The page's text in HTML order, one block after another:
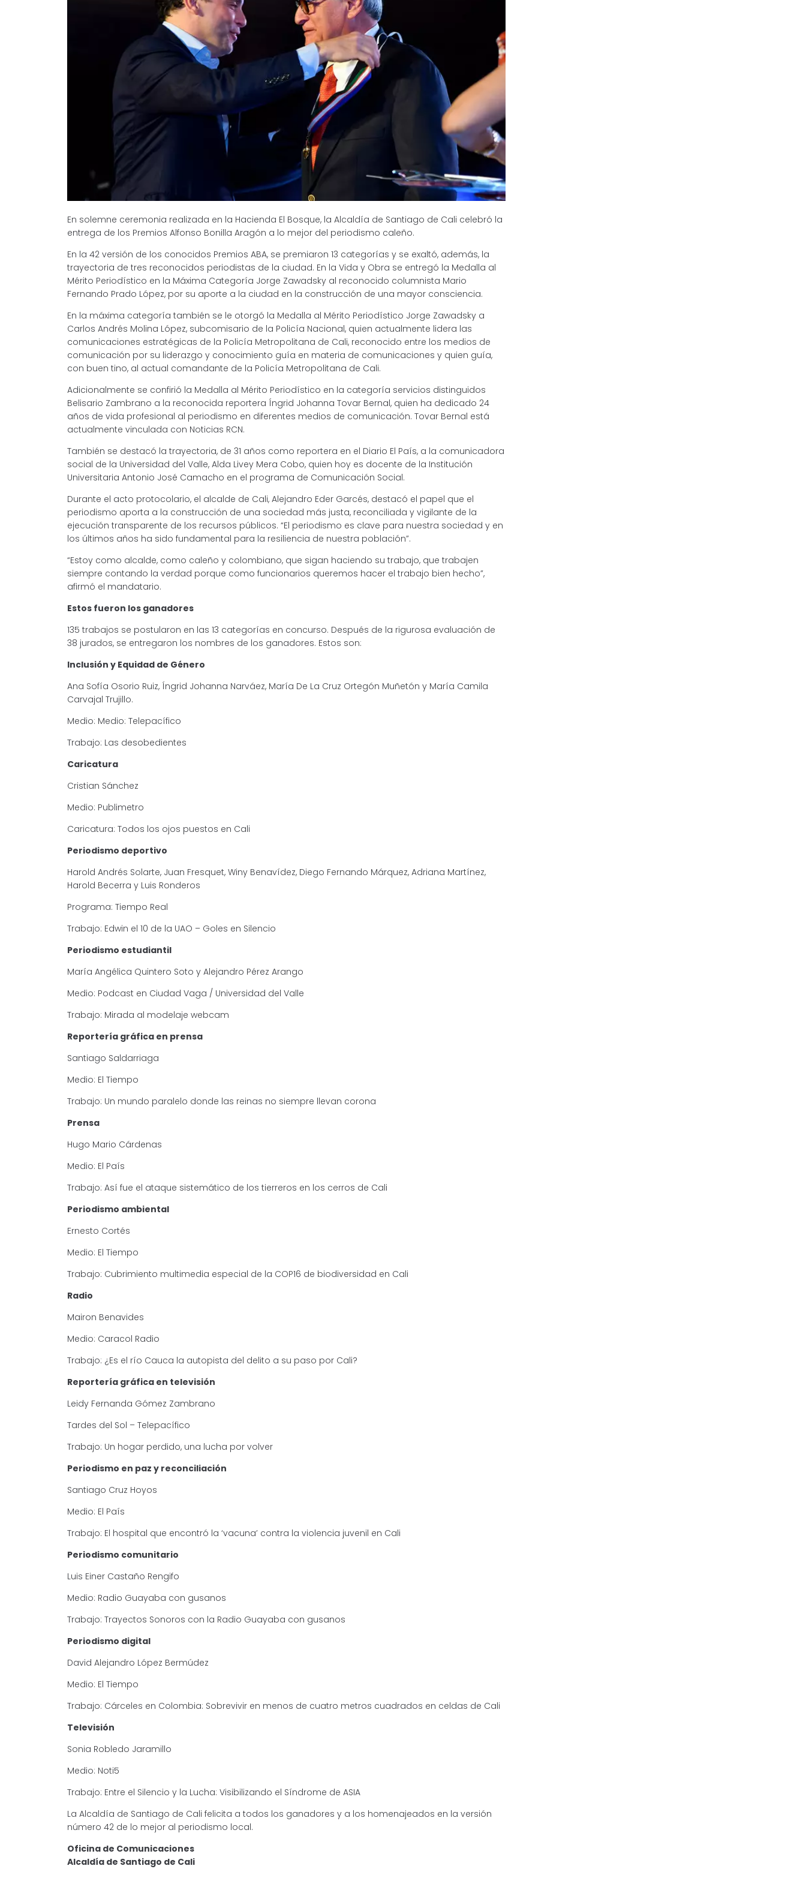
En solemne ceremonia realizada en la Hacienda El Bosque, la Alcaldía de Santiago de Cali celebró la
entrega de los Premios Alfonso Bonilla Aragón a lo mejor del periodismo caleño.
En la 42 versión de los conocidos Premios ABA, se premiaron 13 categorías y se exaltó, además, la
trayectoria de tres reconocidos periodistas de la ciudad. En la Vida y Obra se entregó la Medalla al
Mérito Periodístico en la Máxima Categoría Jorge Zawadsky al reconocido columnista Mario
Fernando Prado López, por su aporte a la ciudad en la construcción de una mayor consciencia.
En la máxima categoría también se le otorgó la Medalla al Mérito Periodístico Jorge Zawadsky a
Carlos Andrés Molina López, subcomisario de la Policía Nacional, quien actualmente lidera las
comunicaciones estratégicas de la Policía Metropolitana de Cali, reconocido entre los medios de
comunicación por su liderazgo y conocimiento guía en materia de comunicaciones y quien guía,
con buen tino, al actual comandante de la Policía Metropolitana de Cali.
Adicionalmente se confirió la Medalla al Mérito Periodístico en la categoría servicios distinguidos
Belisario Zambrano a la reconocida reportera Íngrid Johanna Tovar Bernal, quien ha dedicado 24
años de vida profesional al periodismo en diferentes medios de comunicación. Tovar Bernal está
actualmente vinculada con Noticias RCN.
También se destacó la trayectoria, de 31 años como reportera en el Diario El País, a la comunicadora
social de la Universidad del Valle, Alda Livey Mera Cobo, quien hoy es docente de la Institución
Universitaria Antonio José Camacho en el programa de Comunicación Social.
Durante el acto protocolario, el alcalde de Cali, Alejandro Eder Garcés, destacó el papel que el
periodismo aporta a la construcción de una sociedad más justa, reconciliada y vigilante de la
ejecución transparente de los recursos públicos. “El periodismo es clave para nuestra sociedad y en
los últimos años ha sido fundamental para la resiliencia de nuestra población”.
“Estoy como alcalde, como caleño y colombiano, que sigan haciendo su trabajo, que trabajen
siempre contando la verdad porque como funcionarios queremos hacer el trabajo bien hecho”,
afirmó el mandatario.
Estos fueron los ganadores
135 trabajos se postularon en las 13 categorías en concurso. Después de la rigurosa evaluación de
38 jurados, se entregaron los nombres de los ganadores. Estos son:
Inclusión y Equidad de Género
Ana Sofía Osorio Ruiz, Íngrid Johanna Narváez, María De La Cruz Ortegón Muñetón y María Camila
Carvajal Trujillo.
Medio: Medio: Telepacífico
Trabajo: Las desobedientes
Caricatura
Cristian Sánchez
Medio: Publimetro
Caricatura: Todos los ojos puestos en Cali
Periodismo deportivo
Harold Andrés Solarte, Juan Fresquet, Winy Benavídez, Diego Fernando Márquez, Adriana Martínez,
Harold Becerra y Luis Ronderos
Programa: Tiempo Real
Trabajo: Edwin el 10 de la UAO – Goles en Silencio
Periodismo estudiantil
María Angélica Quintero Soto y Alejandro Pérez Arango
Medio: Podcast en Ciudad Vaga / Universidad del Valle
Trabajo: Mirada al modelaje webcam
Reportería gráfica en prensa
Santiago Saldarriaga
Medio: El Tiempo
Trabajo: Un mundo paralelo donde las reinas no siempre llevan corona
Prensa
Hugo Mario Cárdenas
Medio: El País
Trabajo: Así fue el ataque sistemático de los tierreros en los cerros de Cali
Periodismo ambiental
Ernesto Cortés
Medio: El Tiempo
Trabajo: Cubrimiento multimedia especial de la COP16 de biodiversidad en Cali
Radio
Mairon Benavides
Medio: Caracol Radio
Trabajo: ¿Es el río Cauca la autopista del delito a su paso por Cali?
Reportería gráfica en televisión
Leidy Fernanda Gómez Zambrano
Tardes del Sol – Telepacífico
Trabajo: Un hogar perdido, una lucha por volver
Periodismo en paz y reconciliación
Santiago Cruz Hoyos
Medio: El País
Trabajo: El hospital que encontró la ‘vacuna’ contra la violencia juvenil en Cali
Periodismo comunitario
Luis Einer Castaño Rengifo
Medio: Radio Guayaba con gusanos
Trabajo: Trayectos Sonoros con la Radio Guayaba con gusanos
Periodismo digital
David Alejandro López Bermúdez
Medio: El Tiempo
Trabajo: Cárceles en Colombia: Sobrevivir en menos de cuatro metros cuadrados en celdas de Cali
Televisión
Sonia Robledo Jaramillo
Medio: Noti5
Trabajo: Entre el Silencio y la Lucha: Visibilizando el Síndrome de ASIA
La Alcaldía de Santiago de Cali felicita a todos los ganadores y a los homenajeados en la versión
número 42 de lo mejor al periodismo local.
Oficina de Comunicaciones
Alcaldía de Santiago de Cali